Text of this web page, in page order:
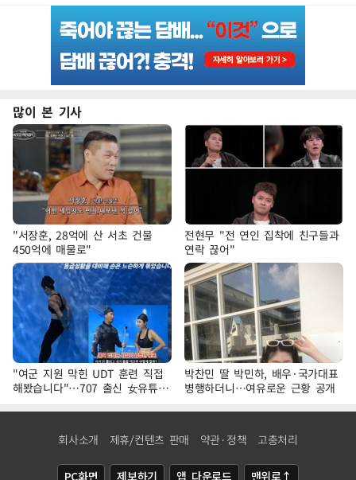
많이 본 기사
"서장훈, 28억에 산 서초 건물
450억에 매물로"
전현무 "전 연인 집착에 친구들과
연락 끊어"
"여군 지원 막힌 UDT 훈련 직접
해봤습니다"…707 출신 女유튜버
'완벽 소화'
박찬민 딸 박민하, 배우·국가대표
병행하더니…여유로운 근황 공개
회사소개 제휴/컨텐츠 판매 약관·정책 고충처리
PC화면 제보하기 앱 다운로드 맨위로↑